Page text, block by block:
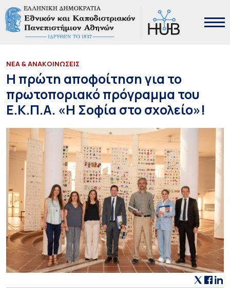
ΝΕΑ & ΑΝΑΚΟΙΝΩΣΕΙΣ
Η πρώτη αποφοίτηση για το
πρωτοποριακό πρόγραμμα του
Ε.Κ.Π.Α. «Η Σοφία στο σχολείο»!